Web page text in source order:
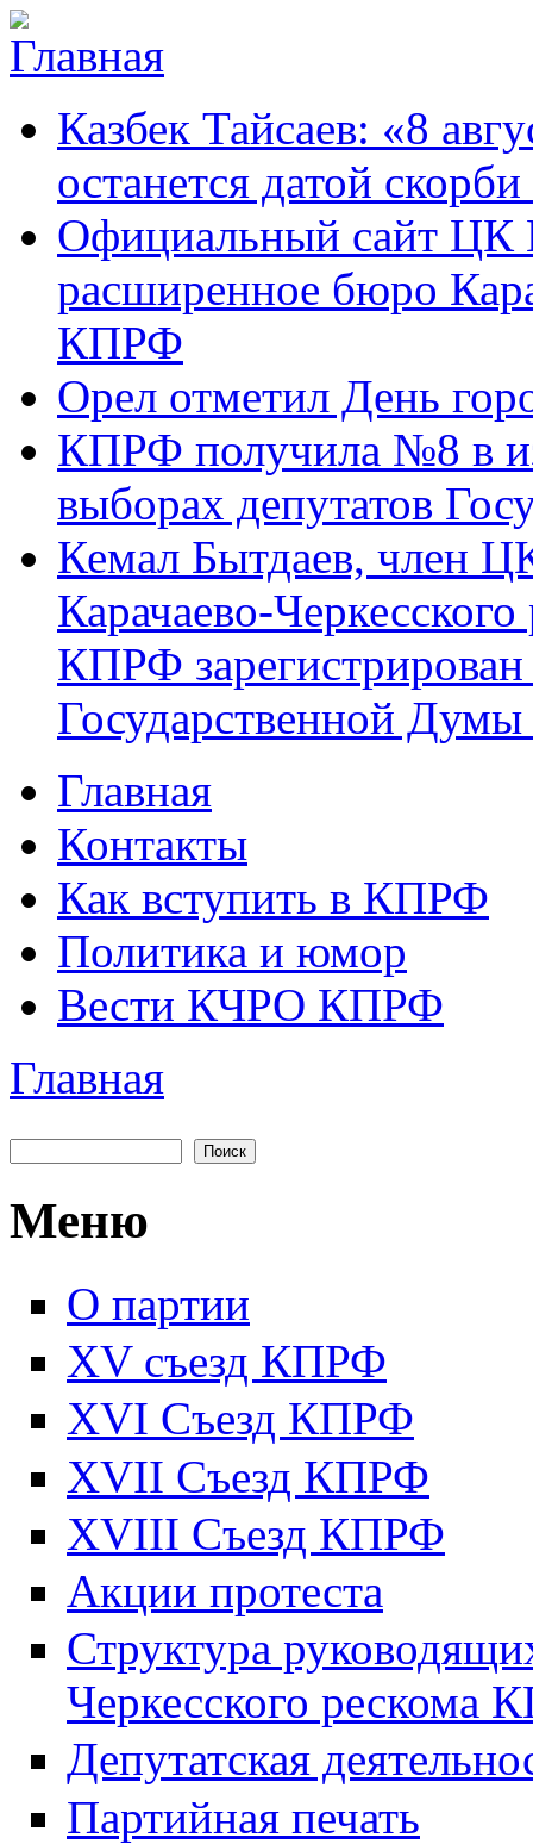
Перейти к основному содержанию
Черкесское
республиканское
отделение
Коммунистической
партии Российской
Федерации
аргументы,
факты Казбек Тайсаев: «8
останется датой
Официальный сайт ЦК
расширенное бюро
КПРФ
Орел отметил День
КПРФ получила №8 в
выборах депутатов
Кемал Бытдаев, член
Карачаево-
КПРФ
Государственной
Главное меню
Главная
Контакты
Как вступить в КПРФ
Политика и юмор
Вести КЧРО КПРФ
Вы здесь
Главная
Форма поиска
Меню
О партии
XV съезд КПРФ
XVI Съезд КПРФ
XVII Cъезд КПРФ
XVIII Cъезд КПРФ
Акции протеста
Структура
Черкесского рескома
Депутатская
Партийная печать